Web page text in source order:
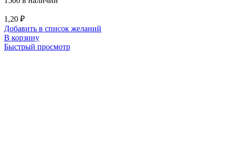
1,20 ₽
Добавить в список желаний
В корзину
Быстрый просмотр